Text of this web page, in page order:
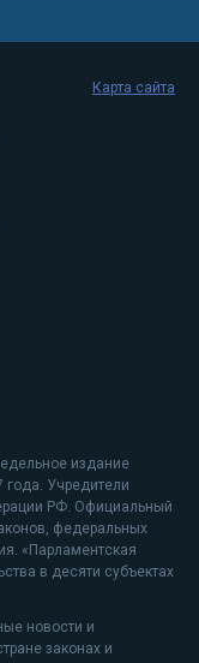
издание
Учредители
РФ. Официальный
федеральных
«Парламентская
в десяти субъектах
новости и
законах и
Карта сайта